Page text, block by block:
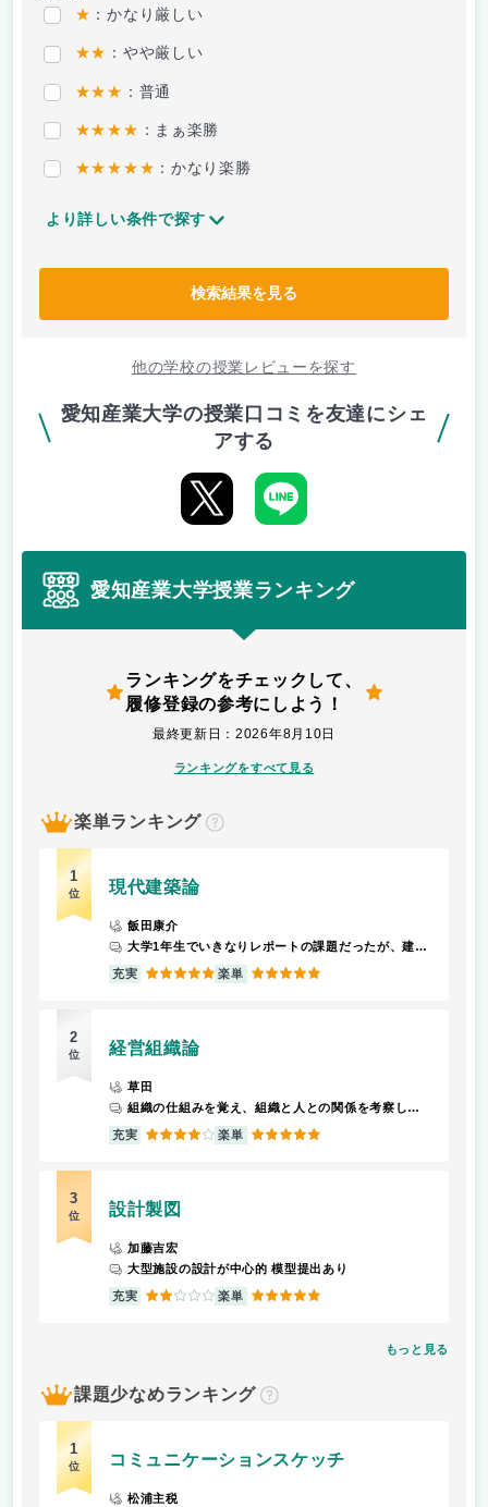
★ ：かなり厳しい
★★ ：やや厳しい
★★★ ：普通
★★★★ ：まぁ楽勝
★★★★★ ：かなり楽勝
より詳しい条件で探す
検索結果を見る
他の学校の授業レビューを探す
愛知産業大学の授業口コミを友達にシェ
アする
愛知産業大学授業ランキング
ランキングをチェックして、
履修登録の参考にしよう！
最終更新日：2026年8月10日
ランキングをすべて見る
楽単ランキング
？
1
位 現代建築論
飯田康介
大学1年生でいきなりレポートの課題だったが、建築に興味を持つきっかけになった
充実 5 楽単 5
2
位 経営組織論
草田
組織の仕組みを覚え、組織と人との関係を考察している
充実 4 楽単 5
3
位 設計製図
加藤吉宏
大型施設の設計が中心的 模型提出あり
充実 2 楽単 5
もっと見る
課題少なめランキング
？
1
位 コミュニケーションスケッチ
松浦主税